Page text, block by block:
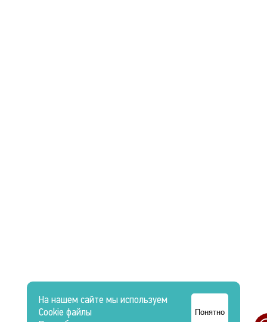
На нашем сайте мы используем
Cookie файлы
Понятно